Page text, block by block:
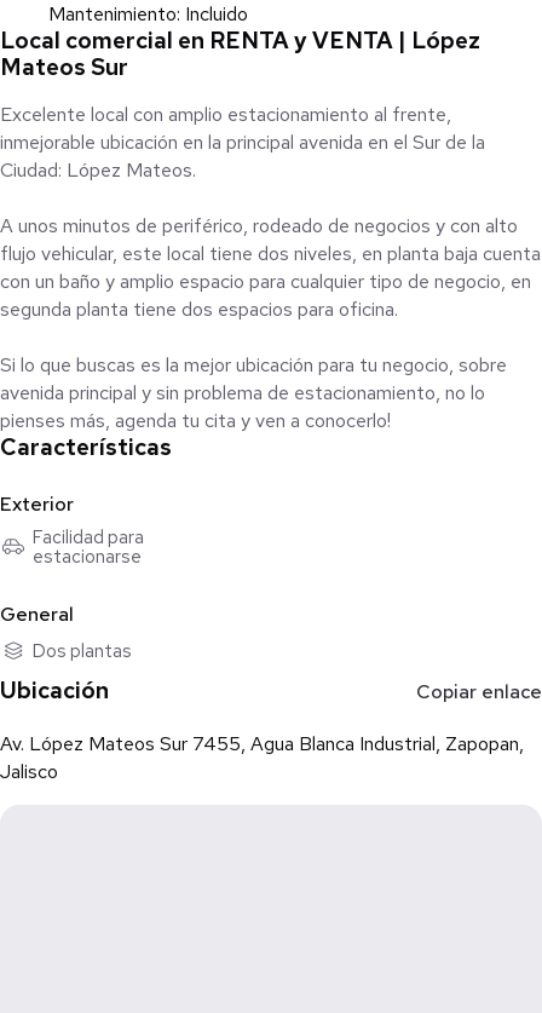
Mantenimiento: Incluido
Local comercial en RENTA y VENTA | López
Mateos Sur
Excelente local con amplio estacionamiento al frente,
inmejorable ubicación en la principal avenida en el Sur de la
Ciudad: López Mateos.
A unos minutos de periférico, rodeado de negocios y con alto
flujo vehicular, este local tiene dos niveles, en planta baja cuenta
con un baño y amplio espacio para cualquier tipo de negocio, en
segunda planta tiene dos espacios para oficina.
Si lo que buscas es la mejor ubicación para tu negocio, sobre
avenida principal y sin problema de estacionamiento, no lo
pienses más, agenda tu cita y ven a conocerlo!
Características
Exterior
Facilidad para
estacionarse
General
Dos plantas
Ubicación Copiar enlace
Av. López Mateos Sur 7455, Agua Blanca Industrial, Zapopan,
Jalisco